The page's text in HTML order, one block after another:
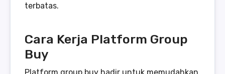
terbatas.
Cara Kerja Platform Group
Buy